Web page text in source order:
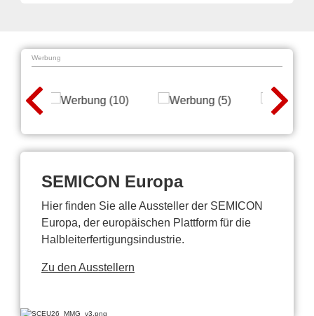
Werbung
SEMICON Europa
Hier finden Sie alle Aussteller der SEMICON
Europa, der europäischen Plattform für die
Halbleiterfertigungsindustrie.
Zu den Ausstellern